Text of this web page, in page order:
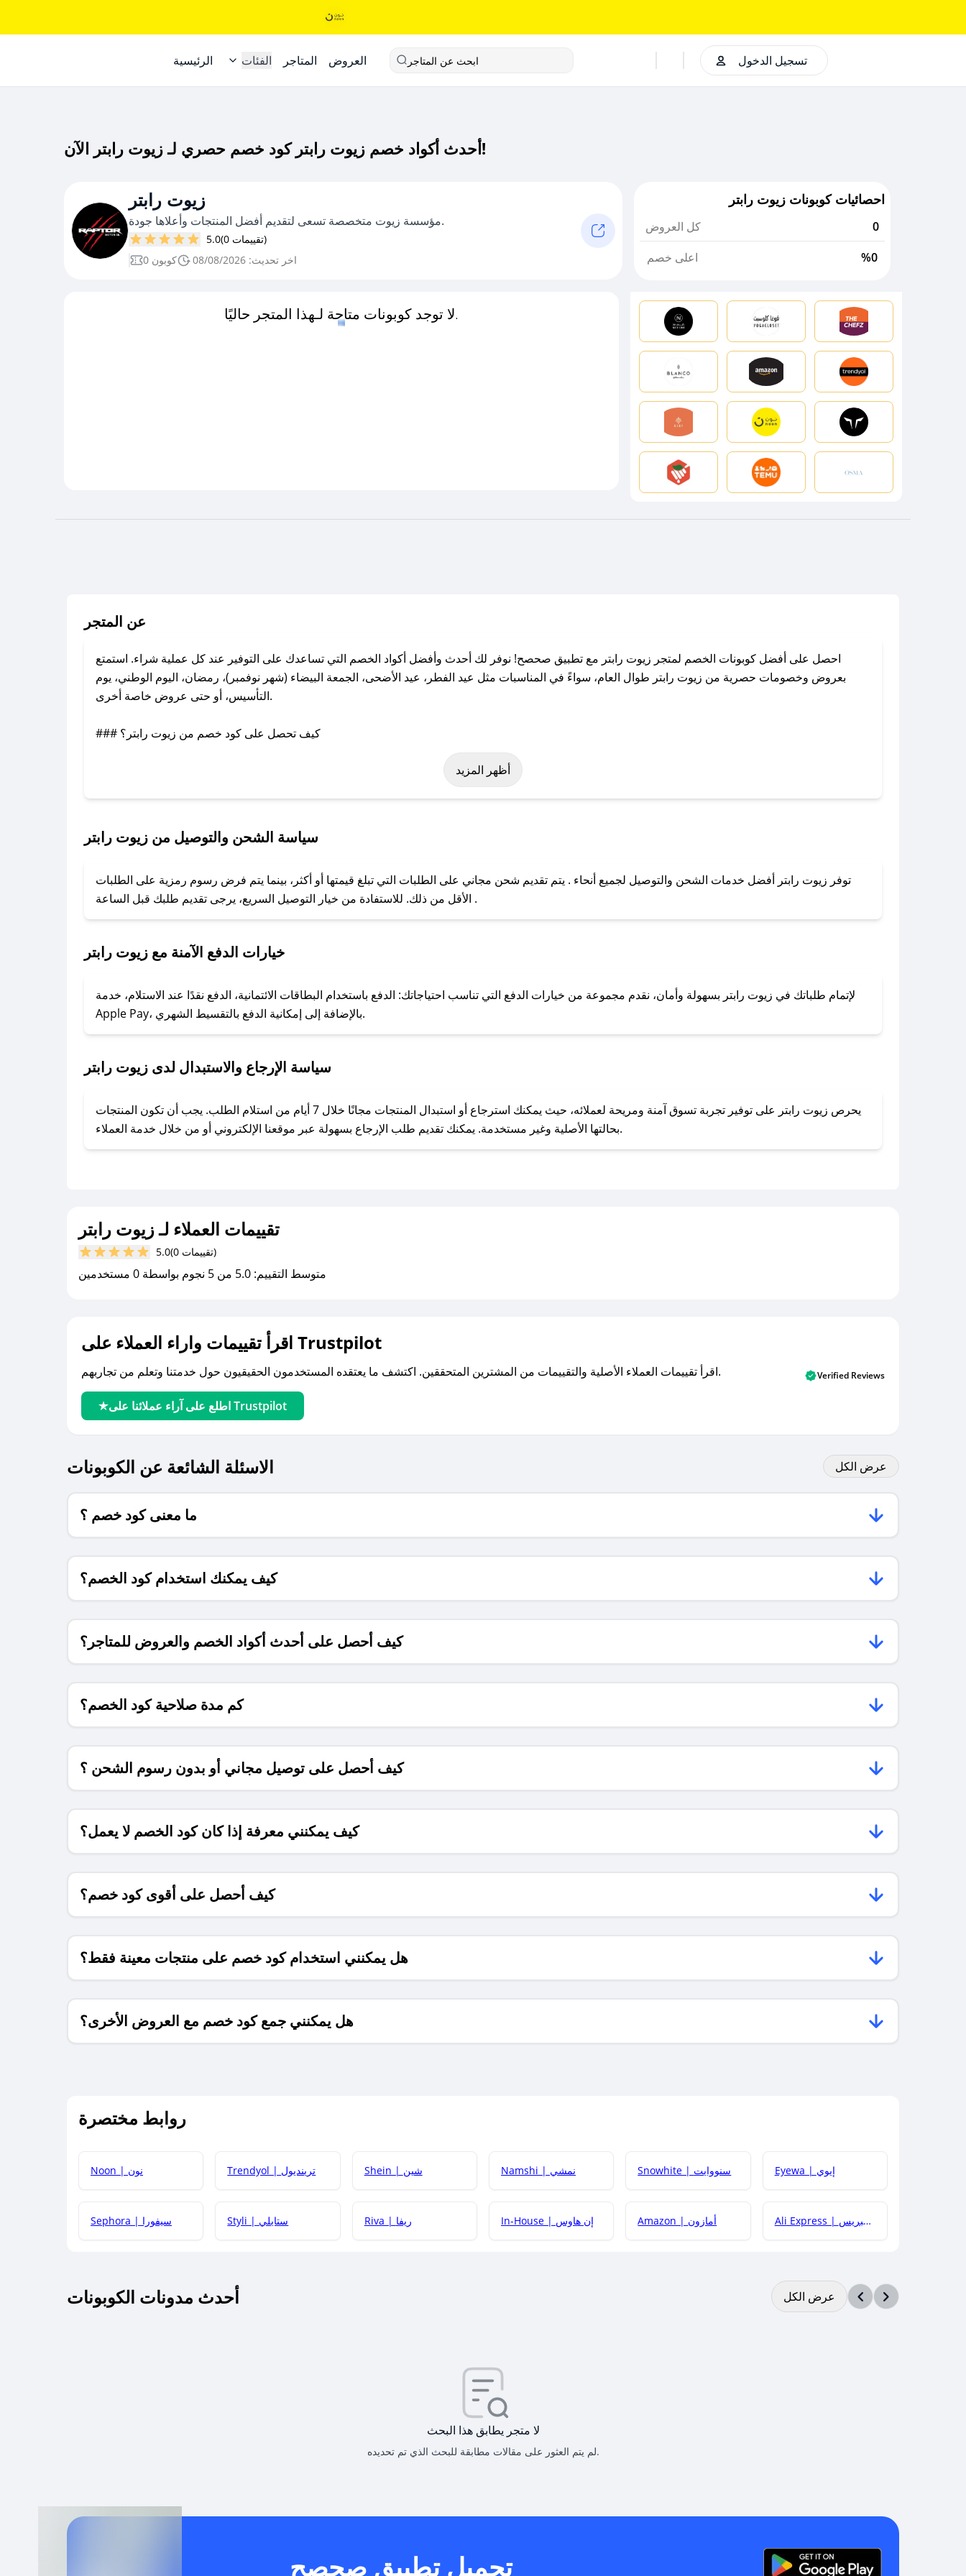
الرئيسية الفئات المتاجر العروض ابحث عن المتاجر تسجيل الدخول
أحدث أكواد خصم زيوت رابتر كود خصم حصري لـ زيوت رابتر الآن!
زيوت رابتر
مؤسسة زيوت متخصصة تسعى لتقديم أفضل المنتجات وأعلاها جودة.
5.0
(0 تقييمات)
0 كوبون
اخر تحديث: 08/08/2026
احصائيات كوبونات زيوت رابتر
كل العروض
0
اعلى خصم
%0
لا توجد كوبونات متاحة لـهذا المتجر حاليًا.
عن المتجر
احصل على أفضل كوبونات الخصم لمتجر زيوت رابتر مع تطبيق صحصح! نوفر لك أحدث وأفضل أكواد الخصم التي تساعدك على التوفير عند كل عملية شراء. استمتع
بعروض وخصومات حصرية من زيوت رابتر طوال العام، سواءً في المناسبات مثل عيد الفطر، عيد الأضحى، الجمعة البيضاء (شهر نوفمبر)، رمضان، اليوم الوطني، يوم
التأسيس، أو حتى عروض خاصة أخرى.
### كيف تحصل على كود خصم من زيوت رابتر؟
باستخدام تطبيق صحصح، يمكنك العثور بسهولة على كود خصم زيوت رابتر. وفي حال عدم توفر الكوبون، تواصل معنا عبر تويتر أو البريد الإلكتروني لإضافته بسرعة.
لا تقلق! يمكنك التواصل مع فريق دعم صحصح عبر الرسائل الخاصة على تويتر أو البريد الإلكتروني، وسنقوم بحل المشكلة في أسرع وقت ممكن.
### ماذا أفعل إذا لم أجد كود خصم لمتجري المفضل؟
للحصول على كوبونات وخصومات حصرية، قم بما يلي:
- اضغط على أيقونة متابعة لمتجر زيوت رابتر في تطبيق صحصح.
- تابع حسابنا الرسمي على تويتر وقم بتفعيل زر التنبيهات.
أظهر المزيد
سياسة الشحن والتوصيل من زيوت رابتر
توفر زيوت رابتر أفضل خدمات الشحن والتوصيل لجميع أنحاء . يتم تقديم شحن مجاني على الطلبات التي تبلغ قيمتها أو أكثر، بينما يتم فرض رسوم رمزية على الطلبات
الأقل من ذلك. للاستفادة من خيار التوصيل السريع، يرجى تقديم طلبك قبل الساعة .
خيارات الدفع الآمنة مع زيوت رابتر
لإتمام طلباتك في زيوت رابتر بسهولة وأمان، نقدم مجموعة من خيارات الدفع التي تناسب احتياجاتك: الدفع باستخدام البطاقات الائتمانية، الدفع نقدًا عند الاستلام، خدمة
Apple Pay، بالإضافة إلى إمكانية الدفع بالتقسيط الشهري.
سياسة الإرجاع والاستبدال لدى زيوت رابتر
يحرص زيوت رابتر على توفير تجربة تسوق آمنة ومريحة لعملائه، حيث يمكنك استرجاع أو استبدال المنتجات مجانًا خلال 7 أيام من استلام الطلب. يجب أن تكون المنتجات
بحالتها الأصلية وغير مستخدمة. يمكنك تقديم طلب الإرجاع بسهولة عبر موقعنا الإلكتروني أو من خلال خدمة العملاء.
تقييمات العملاء لـ زيوت رابتر
5.0 (0 تقييمات)
متوسط التقييم: 5.0 من 5 نجوم بواسطة 0 مستخدمين
اقرأ تقييمات واراء العملاء على Trustpilot
اقرأ تقييمات العملاء الأصلية والتقييمات من المشترين المتحققين. اكتشف ما يعتقده المستخدمون الحقيقيون حول خدمتنا وتعلم من تجاربهم.
اطلع على آراء عملائنا على Trustpilot
Verified Reviews
الاسئلة الشائعة عن الكوبونات عرض الكل
ما معنى كود خصم ؟
كيف يمكنك استخدام كود الخصم؟
كيف أحصل على أحدث أكواد الخصم والعروض للمتاجر؟
كم مدة صلاحية كود الخصم؟
كيف أحصل على توصيل مجاني أو بدون رسوم الشحن ؟
كيف يمكنني معرفة إذا كان كود الخصم لا يعمل؟
كيف أحصل على أقوى كود خصم؟
هل يمكنني استخدام كود خصم على منتجات معينة فقط؟
هل يمكنني جمع كود خصم مع العروض الأخرى؟
روابط مختصرة
Noon | نون Trendyol | ترينديول Shein | شين Namshi | نمشي Snowhite | سنووايت Eyewa | إيوي
Sephora | سيفورا Styli | ستايلي Riva | ريفا In-House | إن هاوس Amazon | أمازون Ali Express | علي إكسبريس
أحدث مدونات الكوبونات عرض الكل
لا متجر يطابق هذا البحث
لم يتم العثور على مقالات مطابقة للبحث الذي تم تحديده.
تحميل تطبيق صحصح